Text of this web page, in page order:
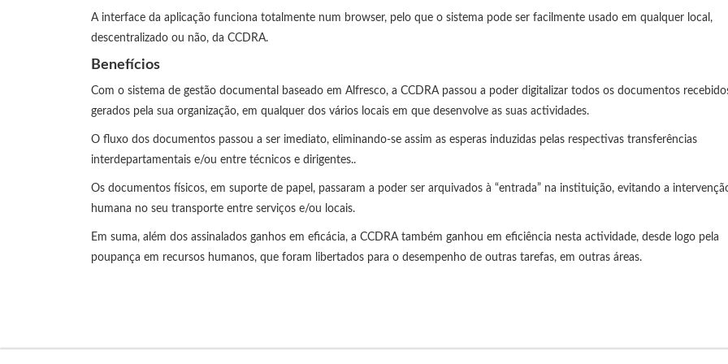
A interface da aplicação funciona totalmente num browser, pelo que o sistema pode ser facilmente usado em qualquer local,
descentralizado ou não, da CCDRA.
Benefícios
Com o sistema de gestão documental baseado em Alfresco, a CCDRA passou a poder digitalizar todos os documentos
gerados pela sua organização, em qualquer dos vários locais em que desenvolve as suas actividades.
O fluxo dos documentos passou a ser imediato, eliminando-se assim as esperas induzidas pelas respectivas transferências
interdepartamentais e/ou entre técnicos e dirigentes..
Os documentos físicos, em suporte de papel, passaram a poder ser arquivados à “entrada” na instituição, evitando a
humana no seu transporte entre serviços e/ou locais.
Em suma, além dos assinalados ganhos em eficácia, a CCDRA também ganhou em eficiência nesta actividade, desde logo pela
poupança em recursos humanos, que foram libertados para o desempenho de outras tarefas, em outras áreas.